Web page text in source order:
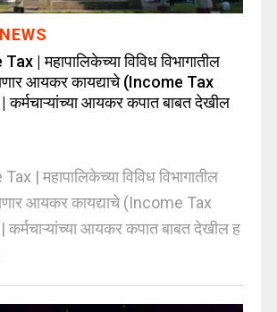
| महापालिकेच्या विविध विभागातील
आयकर कायद्याचे (Income Tax
कर्मचाऱ्यांच्या आयकर कपात बाबत देखील
| महापालिकेच्या विविध विभागातील
आयकर कायद्याचे (Income Tax
कर्मचाऱ्यांच्या आयकर कपात बाबत देखील ह